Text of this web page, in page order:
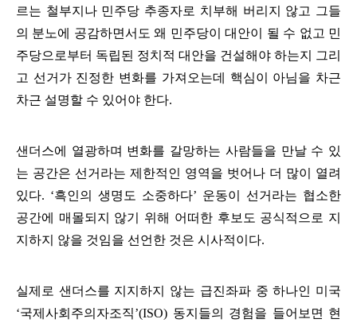
르는 철부지나 민주당 추종자로 치부해 버리지 않고 그들
의 분노에 공감하면서도 왜 민주당이 대안이 될 수 없고 민
주당으로부터 독립된 정치적 대안을 건설해야 하는지 그리
고 선거가 진정한 변화를 가져오는데 핵심이 아님을 차근
차근 설명할 수 있어야 한다.
샌더스에 열광하며 변화를 갈망하는 사람들을 만날 수 있
는 공간은 선거라는 제한적인 영역을 벗어나 더 많이 열려
있다. ‘흑인의 생명도 소중하다’ 운동이 선거라는 협소한
공간에 매몰되지 않기 위해 어떠한 후보도 공식적으로 지
지하지 않을 것임을 선언한 것은 시사적이다.
실제로 샌더스를 지지하지 않는 급진좌파 중 하나인 미국
‘국제사회주의자조직’(ISO) 동지들의 경험을 들어보면 현